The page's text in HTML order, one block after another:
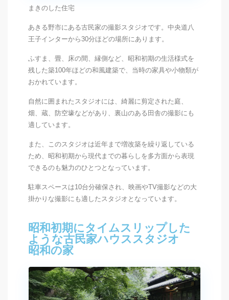
まきのした住宅
あきる野市にある古民家の撮影スタジオです。中央道八
王子インターから30分ほどの場所にあります。
ふすま、畳、床の間、縁側など、昭和初期の生活様式を
残した築100年ほどの和風建築で、当時の家具や小物類が
おかれています。
自然に囲まれたスタジオには、綺麗に剪定された庭、
畑、蔵、防空壕などがあり、裏山のある田舎の撮影にも
適しています。
また、このスタジオは近年まで増改築を繰り返している
ため、昭和初期から現代までの暮らしを多方面から表現
できるのも魅力のひとつとなっています。
駐車スペースは10台分確保され、映画やTV撮影などの大
掛かりな撮影にも適したスタジオとなっています。
昭和初期にタイムスリップした
ような古民家ハウススタジオ
昭和の家